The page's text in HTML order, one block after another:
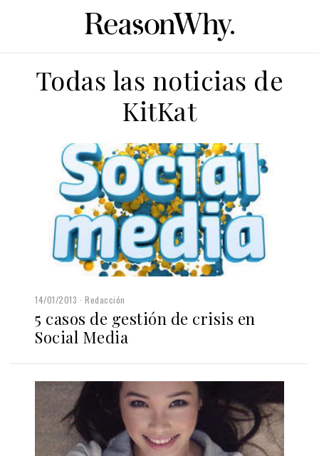
Todas las noticias de
KitKat
14/01/2013 Redacción
5 casos de gestión de crisis en
Social Media